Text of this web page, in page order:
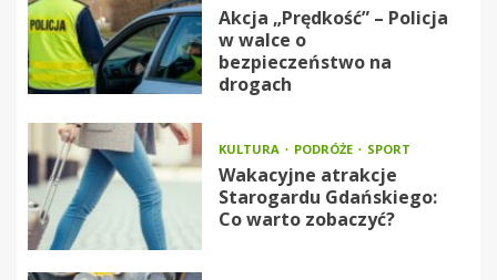
Akcja „Prędkość” – Policja
w walce o
bezpieczeństwo na
drogach
KULTURA PODRÓŻE SPORT
Wakacyjne atrakcje
Starogardu Gdańskiego:
Co warto zobaczyć?